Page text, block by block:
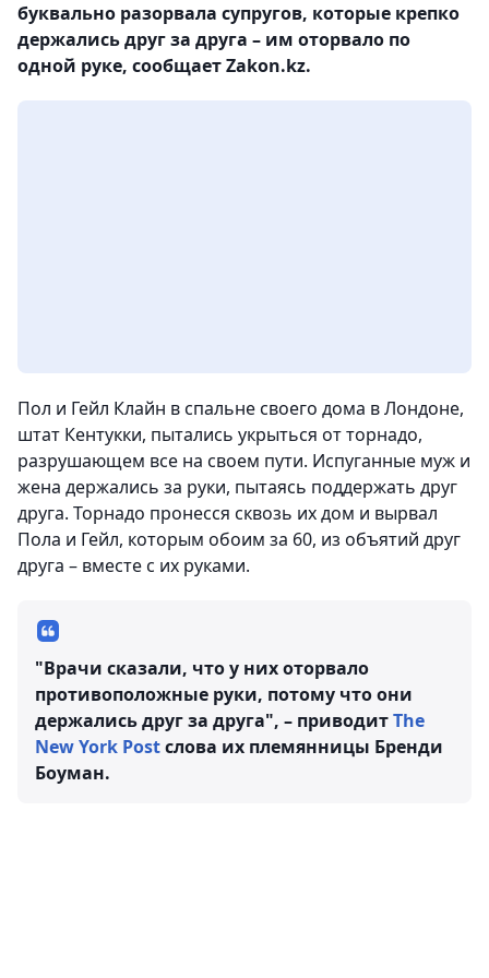
буквально разорвала супругов, которые крепко
держались друг за друга – им оторвало по
одной руке, сообщает Zakon.kz.
Пол и Гейл Клайн в спальне своего дома в Лондоне,
штат Кентукки, пытались укрыться от торнадо,
разрушающем все на своем пути. Испуганные муж и
жена держались за руки, пытаясь поддержать друг
друга. Торнадо пронесся сквозь их дом и вырвал
Пола и Гейл, которым обоим за 60, из объятий друг
друга – вместе с их руками.
"Врачи сказали, что у них оторвало
противоположные руки, потому что они
держались друг за друга", – приводитThe
New York Postслова их племянницы Бренди
Боуман.